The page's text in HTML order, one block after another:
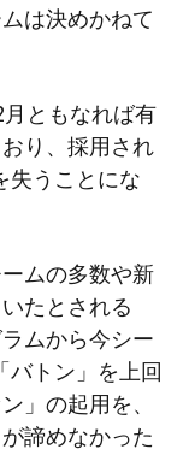
は決めかねて
ともなれば有
り、採用され
失うことにな
ムの多数や新
たとされる
ムから今シー
バトン」を上回
」の起用を、
諦めなかった